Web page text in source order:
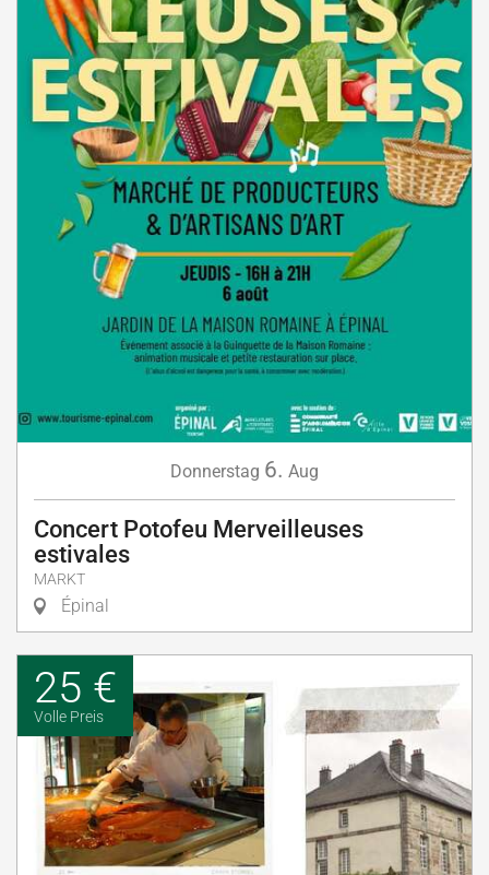
Donnerstag 6. Aug
Concert Potofeu Merveilleuses
estivales
MARKT
Épinal
25 €
Volle Preis